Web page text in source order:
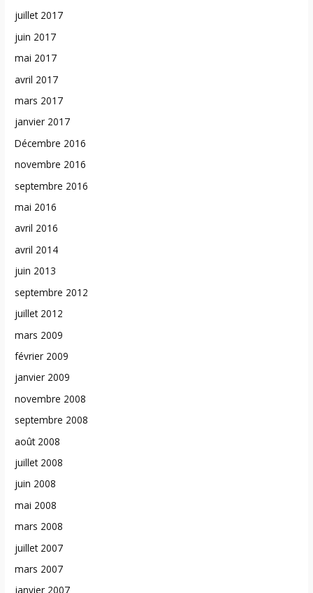
juillet 2017
juin 2017
mai 2017
avril 2017
mars 2017
janvier 2017
Décembre 2016
novembre 2016
septembre 2016
mai 2016
avril 2016
avril 2014
juin 2013
septembre 2012
juillet 2012
mars 2009
février 2009
janvier 2009
novembre 2008
septembre 2008
août 2008
juillet 2008
juin 2008
mai 2008
mars 2008
juillet 2007
mars 2007
janvier 2007